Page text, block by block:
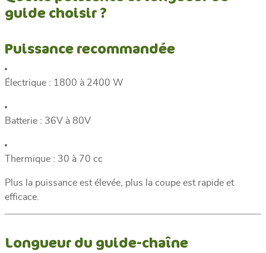
guide choisir ?
Puissance recommandée
Électrique : 1800 à 2400 W
Batterie : 36V à 80V
Thermique : 30 à 70 cc
Plus la puissance est élevée, plus la coupe est rapide et
efficace.
Longueur du guide-chaîne